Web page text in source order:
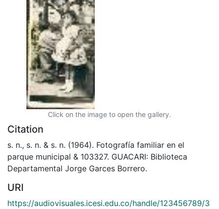
Click on the image to open the gallery.
Citation
s. n., s. n. & s. n. (1964). Fotografía familiar en el
parque municipal & 103327. GUACARI: Biblioteca
Departamental Jorge Garces Borrero.
URI
https://audiovisuales.icesi.edu.co/handle/123456789/3